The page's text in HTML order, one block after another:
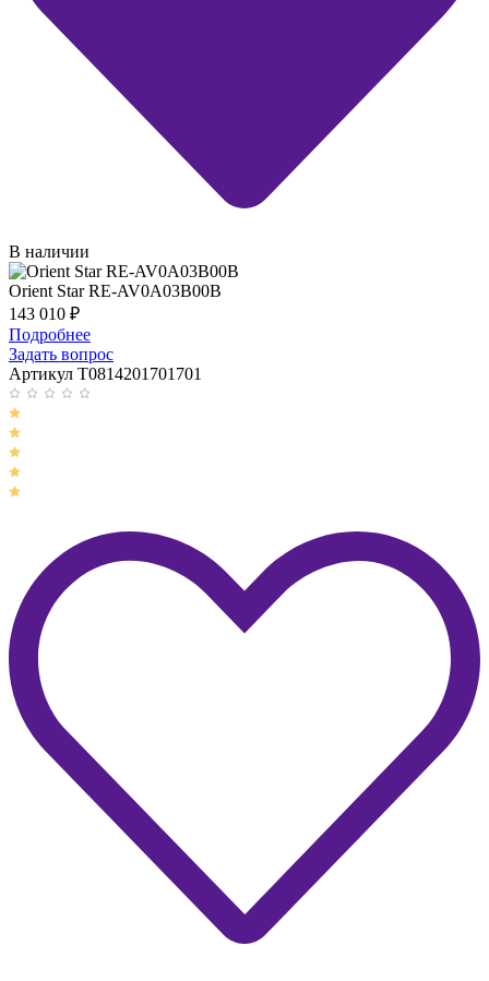
В наличии
Orient Star RE-AV0A03B00B
143 010 ₽
Подробнее
Задать вопрос
Артикул T0814201701701